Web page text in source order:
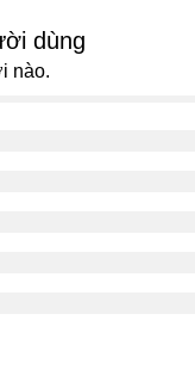
dùng
nào.